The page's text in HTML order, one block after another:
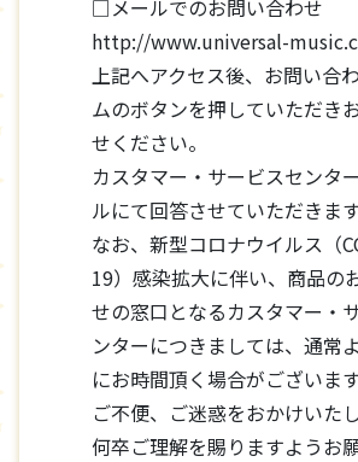
□メールでのお問い合わせ
http://www.universal-
上記へアクセス後、お問い合
ムのボタンを押していただき
せください。
カスタマー・サービスセンタ
ルにて回答させていただきます
なお、新型コロナウイルス（
19）感染拡大に伴い、商品の
せの窓口となるカスタマー・
ンターにつきましては、通常
にお時間頂く場合がございます
ご不便、ご迷惑をおかけいた
何卒ご理解を賜りますようお